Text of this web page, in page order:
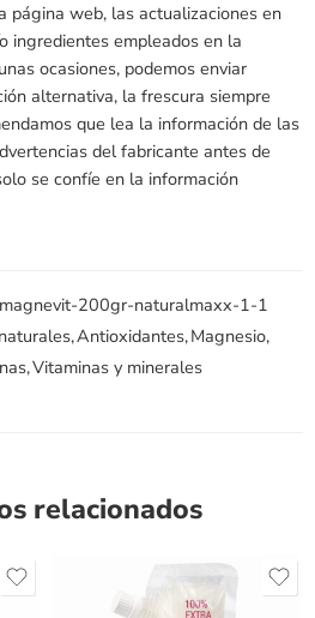
página web, las actualizaciones en
ingredientes empleados en la
ocasiones, podemos enviar
alternativa, la frescura siempre
que lea la información de las
del fabricante antes de
se confíe en la información
200gr-naturalmaxx-1-1
,Antioxidantes,Magnesio,
,Vitaminas y minerales
relacionados